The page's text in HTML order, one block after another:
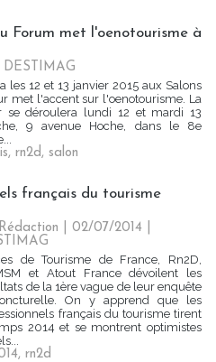
Forum met l'oenotourisme à
DESTIMAG
les 12 et 13 janvier 2015 aux Salons
met l'accent sur l'oenotourisme. La
se déroulera lundi 12 et mardi 13
9 avenue Hoche, dans le 8e
, rn2d, salon
français du tourisme
| 02/07/2014
de Tourisme de France, Rn2D,
et Atout France dévoilent les
de la 1ère vague de leur enquête
On y apprend que les
français du tourisme tirent
2014 et se montrent optimistes
, rn2d